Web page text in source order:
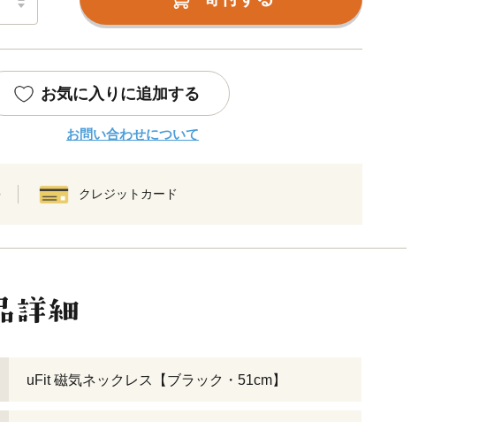
お気に入りに追加する
お問い合わせについて
クレジットカード
uFit 磁気ネックレス【ブラック・51cm】